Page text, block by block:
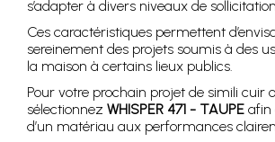
s’adapter à divers niveaux de sollicitation.
Ces caractéristiques permettent
sereinement des projets soumis à des
la maison à certains lieux publics.
Pour votre prochain projet de simili cuir
sélectionnez WHISPER 471 - TAUPE afin
d’un matériau aux performances